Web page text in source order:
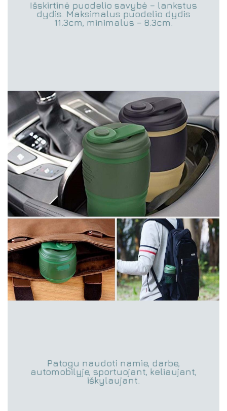
Išskirtinė puodelio savybė – lankstus
dydis. Maksimalus puodelio dydis
11.3cm, minimalus – 8.3cm.
Patogu naudoti namie, darbe,
automobilyje, sportuojant, keliaujant,
iškylaujant.